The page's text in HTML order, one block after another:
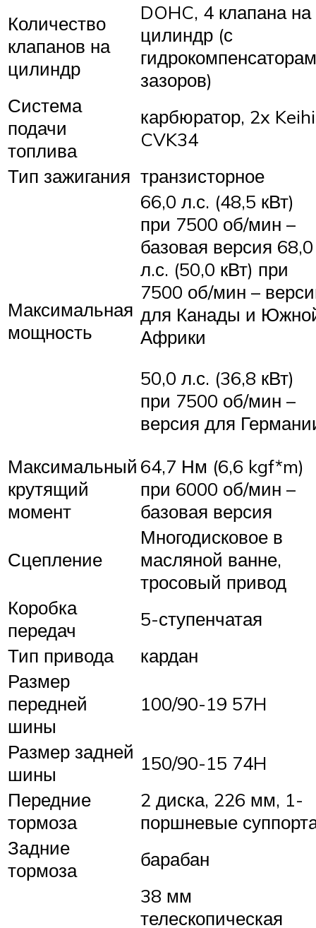
Количество
клапанов на
цилиндр
DOHC, 4 клапана на
цилиндр (с
зазоров)
Система
подачи
топлива
карбюратор, 2x
CVK34
Тип зажигания транзисторное
Максимальная
мощность
66,0 л.с. (48,5 кВт)
при 7500 об/мин –
базовая версия 68,0
л.с. (50,0 кВт) при
7500 об/мин –
для Канады и
Африки
50,0 л.с. (36,8 кВт)
при 7500 об/мин –
версия для
Максимальный
крутящий
момент
64,7 Нм (6,6 kgf*m)
при 6000 об/мин –
базовая версия
Сцепление
Многодисковое в
масляной ванне,
тросовый привод
Коробка
передач
5-ступенчатая
Тип привода
кардан
Размер
передней
шины
100/90-19 57H
Размер задней
шины
150/90-15 74H
Передние
тормоза
2 диска, 226 мм, 1-
поршневые
Задние
тормоза
барабан
38 мм
телескопическая